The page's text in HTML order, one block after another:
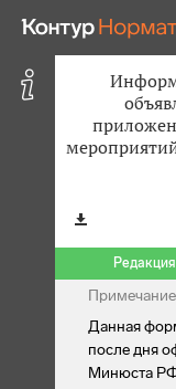
Данная
после дня
Минюста